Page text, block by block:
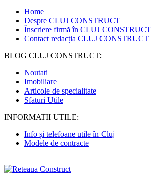
Home
Despre CLUJ CONSTRUCT
Înscriere firmă în CLUJ CONSTRUCT
Contact redacția CLUJ CONSTRUCT
BLOG CLUJ CONSTRUCT:
Noutati
Imobiliare
Articole de specialitate
Sfaturi Utile
INFORMATII UTILE:
Info și telefoane utile în Cluj
Modele de contracte